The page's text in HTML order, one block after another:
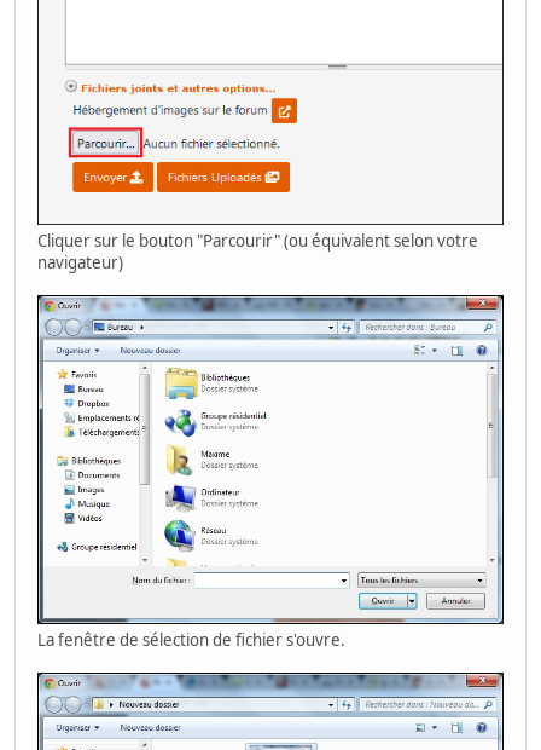
Cliquer sur le bouton "Parcourir" (ou équivalent selon votre
navigateur)
La fenêtre de sélection de fichier s'ouvre.